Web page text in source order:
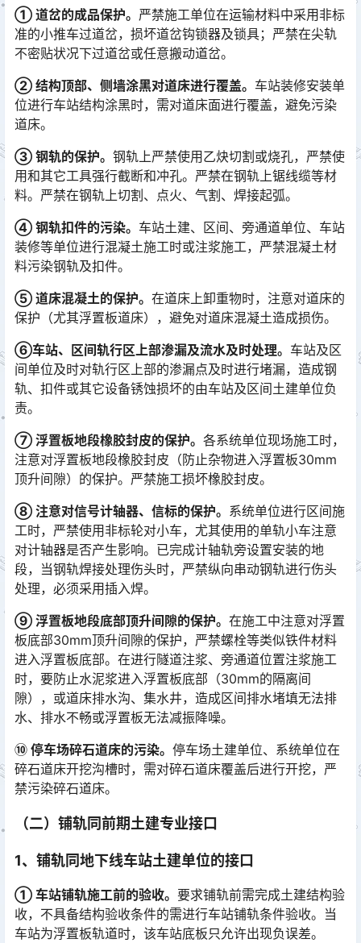
① 道岔的成品保护。 严禁施工单位在运输材料中采用非标
准的小推车过道岔，损坏道岔钩锁器及锁具；严禁在尖轨
不密贴状况下过道岔或任意搬动道岔。
② 结构顶部、侧墙涂黑对道床进行覆盖。 车站装修安装单
位进行车站结构涂黑时，需对道床面进行覆盖，避免污染
道床。
③ 钢轨的保护。 钢轨上严禁使用乙炔切割或烧孔，严禁使
用和其它工具强行截断和冲孔。严禁在钢轨上锯线缆等材
料。严禁在钢轨上切割、点火、气割、焊接起弧。
④ 钢轨扣件的污染。 车站土建、区间、旁通道单位、车站
装修等单位进行混凝土施工时或注浆施工，严禁混凝土材
料污染钢轨及扣件。
⑤ 道床混凝土的保护。 在道床上卸重物时，注意对道床的
保护（尤其浮置板道床），避免对道床混凝土造成损伤。
⑥车站、区间轨行区上部渗漏及流水及时处理。 车站及区
间单位及时对轨行区上部的渗漏点及时进行堵漏，造成钢
轨、扣件或其它设备锈蚀损坏的由车站及区间土建单位负
责。
⑦ 浮置板地段橡胶封皮的保护。 各系统单位现场施工时，
注意对浮置板地段橡胶封皮（防止杂物进入浮置板30mm
顶升间隙）的保护。严禁施工损坏橡胶封皮。
⑧ 注意对信号计轴器、信标的保护。 系统单位进行区间施
工时，严禁使用非标轮对小车，尤其使用的单轨小车注意
对计轴器是否产生影响。已完成计轴轨旁设置安装的地
段，当钢轨焊接处理伤头时，严禁纵向串动钢轨进行伤头
处理，必须采用插入焊。󠅅󠅃󠄵󠅂󠄪󠇖󠆨󠆨󠇕󠆞󠆒󠅬󠇘󠆭󠆘󠇙󠆝󠅵󠇗󠆭󠆁󠄐󠇗󠅹󠅸󠇖󠆍󠅳󠇖󠅹󠅰󠇖󠆌󠅹
⑨ 浮置板地段底部顶升间隙的保护。 在施工中注意对浮置
板底部30mm顶升间隙的保护，严禁螺栓等类似铁件材料
进入浮置板底部。在进行隧道注浆、旁通道位置注浆施工
时，要防止水泥浆进入浮置板底部（30mm的隔离间
隙），或道床排水沟、集水井，造成区间排水堵填无法排
水、排水不畅或浮置板无法减振降噪。󠅅󠅃󠄵󠅂󠄪󠇖󠆨󠆨󠇕󠆞󠆒󠅬󠇘󠆭󠆘󠇙󠆝󠅵󠇗󠆭󠆁󠄐󠇗󠅹󠅸󠇖󠆍󠅳󠇖󠅹󠅰󠇖󠆌󠅹
⑩ 停车场碎石道床的污染。 停车场土建单位、系统单位在
碎石道床开挖沟槽时，需对碎石道床覆盖后进行开挖，严
禁污染碎石道床。
（二）铺轨同前期土建专业接口
1、铺轨同地下线车站土建单位的接口
① 车站铺轨施工前的验收。 要求铺轨前需完成土建结构验
收，不具备结构验收条件的需进行车站铺轨条件验收。当
车站为浮置板轨道时，该车站底板只允许出现负误差。